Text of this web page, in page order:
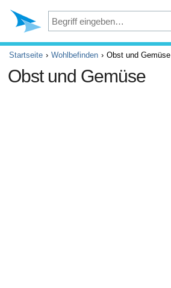
Depression
Augen
Startseite Wohlbefinden Obst und Gemüse
Obst und Gemüse